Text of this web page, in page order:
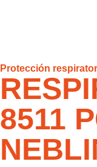
Protección
8511